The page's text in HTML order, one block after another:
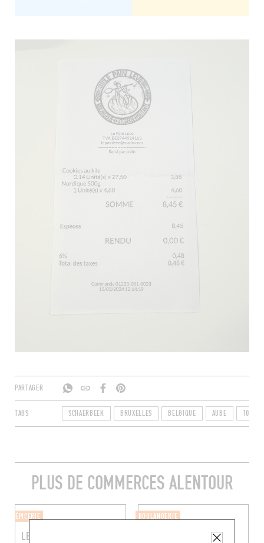
PARTAGER
TAGS SCHAERBEEK BRUXELLES BELGIQUE AUBE 1030
PLUS DE COMMERCES ALENTOUR
ÉPICERIE
LE GOÛT
BOULANGERIE